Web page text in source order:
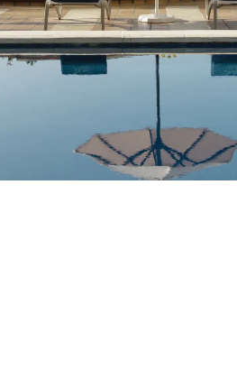
registrato ?
Creare un account
dei vantaggi di fare parte di
prezzo garantito